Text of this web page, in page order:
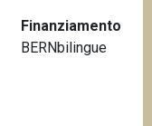
Finanziamento
BERNbilingue